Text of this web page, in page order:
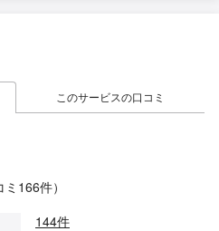
このサービスの口コミ
ミ166件）
144件